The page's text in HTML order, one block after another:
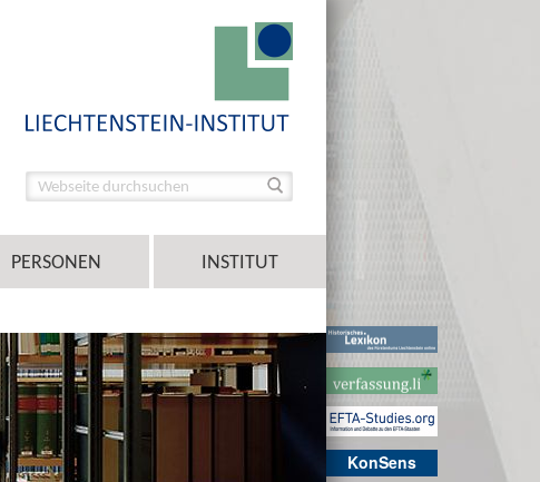
KonSens
PERSONEN INSTITUT